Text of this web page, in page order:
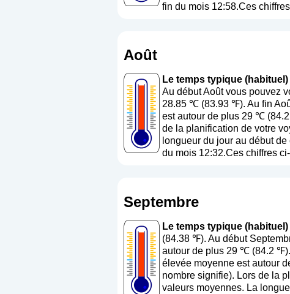
fin du mois 12:58.Ces
Août
Le temps typique
Au début Août vous pouvez
28.85 ℃ (83.93 ℉). Au fin
est autour de plus 29 ℃
de la planification de votre
longueur du jour au début
du mois 12:32.Ces chiffres
Septembre
Le temps typique
(84.38 ℉). Au début
autour de plus 29 ℃ (84.2 ℉).
élevée moyenne est autour
nombre signifie). Lors de la
valeurs moyennes. La